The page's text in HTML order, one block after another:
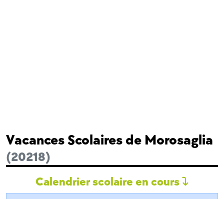
Vacances Scolaires de Morosaglia
(20218)
Calendrier scolaire en cours